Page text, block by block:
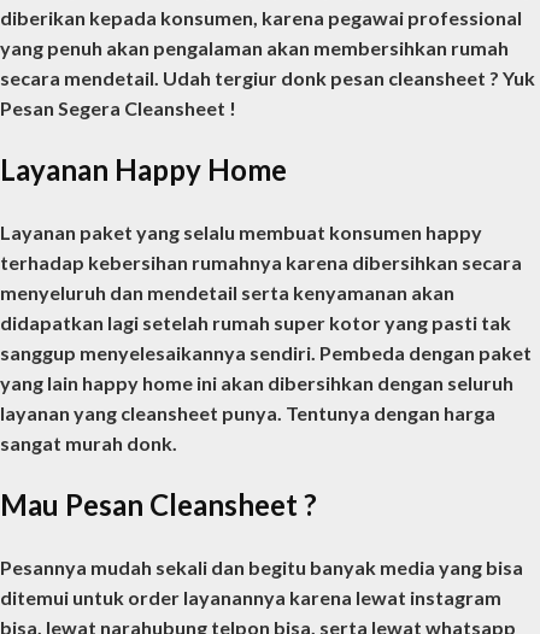
diberikan kepada konsumen, karena pegawai professional
yang penuh akan pengalaman akan membersihkan rumah
secara mendetail. Udah tergiur donk pesan cleansheet ? Yuk
Pesan Segera Cleansheet !
Layanan Happy Home
Layanan paket yang selalu membuat konsumen happy
terhadap kebersihan rumahnya karena dibersihkan secara
menyeluruh dan mendetail serta kenyamanan akan
didapatkan lagi setelah rumah super kotor yang pasti tak
sanggup menyelesaikannya sendiri. Pembeda dengan paket
yang lain happy home ini akan dibersihkan dengan seluruh
layanan yang cleansheet punya. Tentunya dengan harga
sangat murah donk.
Mau Pesan Cleansheet ?
Pesannya mudah sekali dan begitu banyak media yang bisa
ditemui untuk order layanannya karena lewat instagram
bisa, lewat narahubung telpon bisa, serta lewat whatsapp